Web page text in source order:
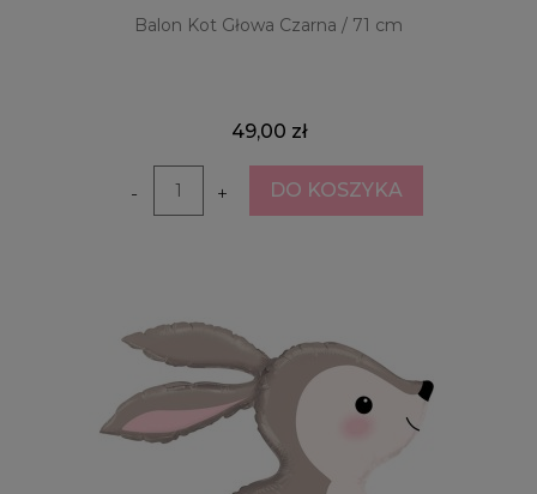
Balon Kot Głowa Czarna / 71 cm
49,00 zł
- + DO KOSZYKA